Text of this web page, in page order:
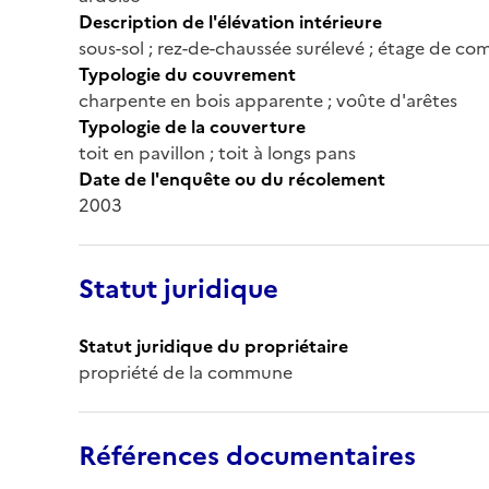
Description de l'élévation intérieure
sous-sol ; rez-de-chaussée surélevé ; étage de
Typologie du couvrement
charpente en bois apparente ; voûte d'arêtes
Typologie de la couverture
toit en pavillon ; toit à longs pans
Date de l'enquête ou du récolement
2003
Statut juridique
Statut juridique du propriétaire
propriété de la commune
Références documentaires